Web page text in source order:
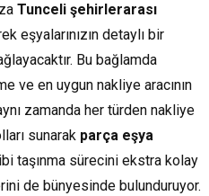
Tunceli şehirlerarası
eşyalarınızın detaylı bir
Bu bağlamda
ve en uygun nakliye aracının
zamanda her türden nakliye
sunarak parça eşya
taşınma sürecini ekstra kolay
de bünyesinde bulunduruyor.